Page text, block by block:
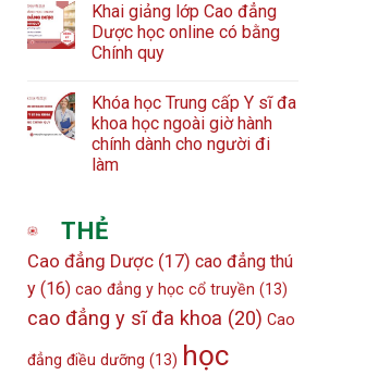
Khai giảng lớp Cao đẳng
Dược học online có bằng
Chính quy
Khóa học Trung cấp Y sĩ đa
khoa học ngoài giờ hành
chính dành cho người đi
làm
THẺ
Cao đẳng Dược (17) cao đẳng thú
y (16) cao đẳng y học cổ truyền (13)
cao đẳng y sĩ đa khoa (20) Cao
đẳng điều dưỡng (13) học